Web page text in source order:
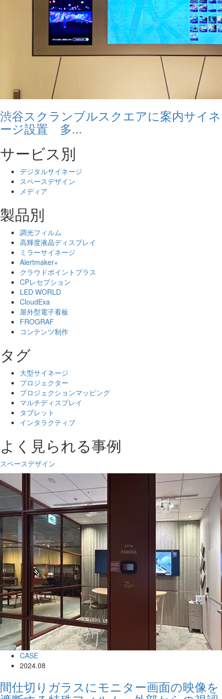
渋谷スクランブルスクエアに案内サイネ
ージ設置 多...
サービス別
デジタルサイネージ
スペースデザイン
メディア
製品別
調光フィルム
高輝度液晶ディスプレイ
ミラーサイネージ
Alertmaker+
クラウドポイントプラス
CPレセプション
LED WORLD
CloudExa
屋外型電子看板
FROGRAF
コンテンツ制作
タグ
大型サイネージ
プロジェクター
プロジェクションマッピング
マルチディスプレイ
タブレット
インタラクティブ
よく見られる事例
スペースデザイン
CASE
2024.08
間仕切りガラスにモニター画面の映像を